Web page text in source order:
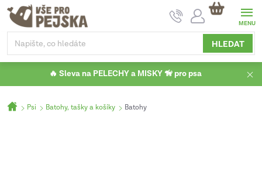
Přejít
obsah
HLEDAT
NÁKUPNÍ
KOŠÍK
🔥 Sleva na PELECHY a MISKY 🦮 pro psa
Domů
Psi Batohy, tašky a košíky Batohy